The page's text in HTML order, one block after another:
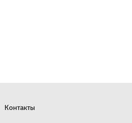
Контакты